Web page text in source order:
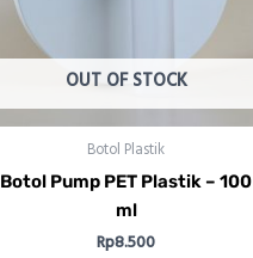
OUT OF STOCK
Botol Plastik
Botol Pump PET Plastik – 100
ml
Rp8.500